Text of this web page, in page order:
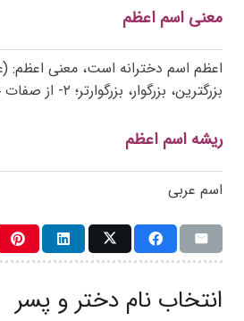
معنی اسم اعظم
بزرگترین، بزرگوار، بزرگوارتر؛ ۲- از صفات خدوند.
ریشه اسم اعظم
اسم عربی
انتخاب نام دختر و پسر